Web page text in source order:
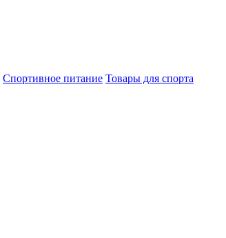
Спортивное питание Товары для спорта